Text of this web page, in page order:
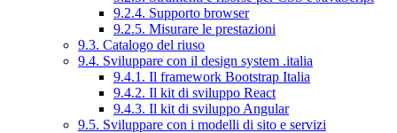
9.2.4. Supporto browser
9.2.5. Misurare le prestazioni
9.3. Catalogo del riuso
9.4. Sviluppare con il design system .italia
9.4.1. Il framework Bootstrap Italia
9.4.2. Il kit di sviluppo React
9.4.3. Il kit di sviluppo Angular
9.5. Sviluppare con i modelli di sito e servizi